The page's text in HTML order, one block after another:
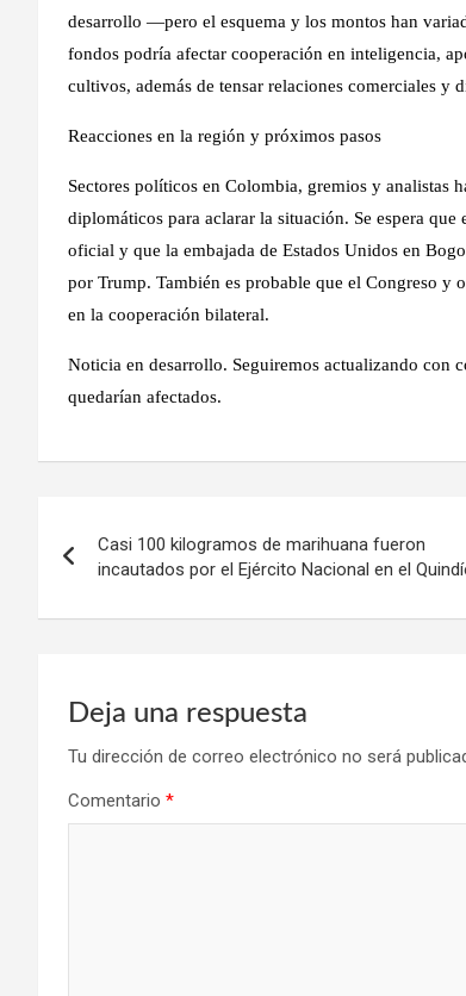
desarrollo —pero el esquema y los montos han
fondos podría afectar cooperación en inteligencia,
cultivos, además de tensar relaciones comerciales y
Reacciones en la región y próximos pasos
Sectores políticos en Colombia, gremios y analistas
diplomáticos para aclarar la situación. Se espera
oficial y que la embajada de Estados Unidos en
por Trump. También es probable que el Congreso y
en la cooperación bilateral.
Noticia en desarrollo. Seguiremos actualizando con
quedarían afectados.
de
entradas
Casi 100 kilogramos de marihuana fueron
incautados por el Ejército Nacional en el
Deja una respuesta
Tu dirección de correo electrónico no será
Comentario *